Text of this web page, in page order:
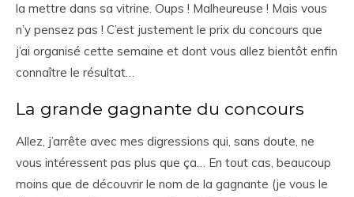
la mettre dans sa vitrine. Oups ! Malheureuse ! Mais vous
n’y pensez pas ! C’est justement le prix du concours que
j’ai organisé cette semaine et dont vous allez bientôt enfin
connaître le résultat…
La grande gagnante du concours
Allez, j’arrête avec mes digressions qui, sans doute, ne
vous intéressent pas plus que ça… En tout cas, beaucoup
moins que de découvrir le nom de la gagnante (je vous le